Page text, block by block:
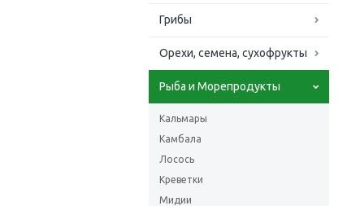
Грибы
Орехи, семена, сухофрукты
Рыба и Морепродукты
Кальмары
Камбала
Лосось
Креветки
Мидии